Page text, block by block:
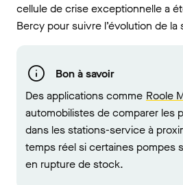
cellule de crise exceptionnelle a
Bercy pour suivre l’évolution de la
Bon à savoir
Des applications comme Roole
automobilistes de comparer les
dans les stations-service à
temps réel si certaines pompes
en rupture de stock.